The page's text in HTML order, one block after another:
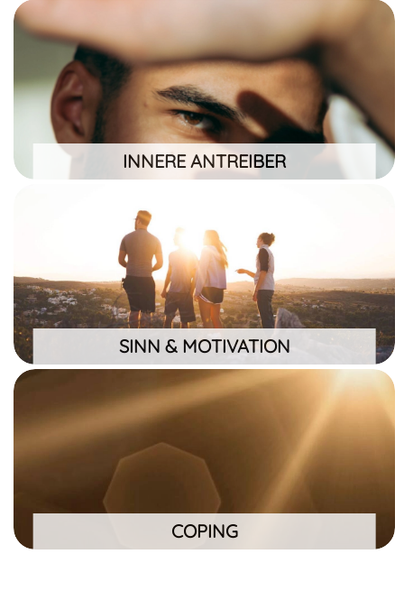
INNERE ANTREIBER
INNERE ANTREIBER
KOGNITIV: Muss-Denken, Katastrophisieren,
Globalisieren EMOTIONAL: Sei perfekt! Sei stark!
Sei gefällig! Beeil dich! Streng dich an!
SINN & MOTIVATION
SINN & MOTIVATION
Sinnhafte Tätigkeit, sozialer Kontext, Akzeptanz,
Sinndifferenz, monetärer Anreiz, Motivation &
Weiterentwicklung
COPING
Zurückziehen, Aktiv werden, Erfolgszuversicht,
Misserfolgsvermeidend